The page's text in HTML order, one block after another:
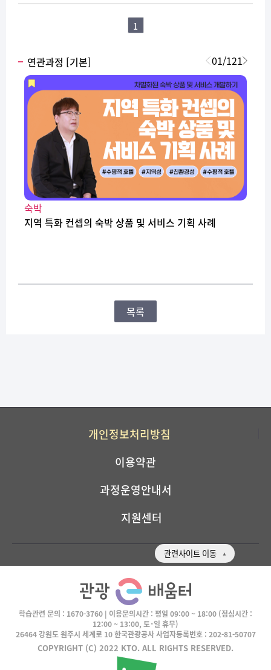
1
연관과정 [기본]
숙박
지역 특화 컨셉의 숙박 상품 및 서비스 기획 사례
01/121
목록
개인정보처리방침
이용약관
과정운영안내서
지원센터
관련사이트 이동
학습관련 문의 : 1670-3760 | 이용문의시간 : 평일 09:00 ~ 18:00 (점심시간 :
12:00 ~ 13:00, 토･일 휴무)
26464 강원도 원주시 세계로 10 한국관광공사 사업자등록번호 : 202-81-50707
COPYRIGHT (C) 2022 KTO. ALL RIGHTS RESERVED.